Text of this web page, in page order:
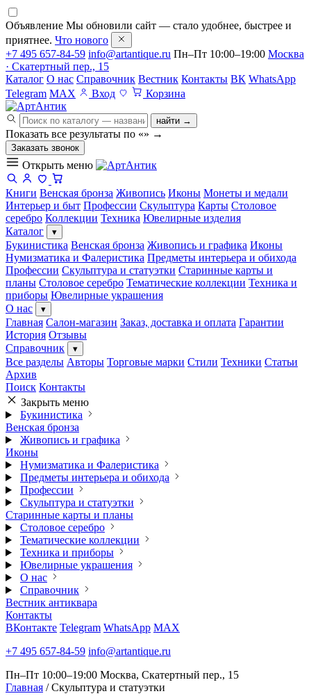
Объявление Мы обновили сайт — стало удобнее, быстрее и
приятнее. Что нового
+7 495 657-84-59 info@artantique.ru Пн–Пт 10:00–19:00 Москва
· Скатертный пер., 15
Каталог О нас Справочник Вестник Контакты ВК WhatsApp
Telegram MAX Вход Корзина
найти →
Показать все результаты по «» →
Заказать звонок
Открыть меню
Книги Венская бронза Живопись Иконы Монеты и медали
Интерьер и быт Профессии Скульптура Карты Столовое
серебро Коллекции Техника Ювелирные изделия
Каталог
▾
Букинистика Венская бронза Живопись и графика Иконы
Нумизматика и Фалеристика Предметы интерьера и обихода
Профессии Скульптура и статуэтки Старинные карты и
планы Столовое серебро Тематические коллекции Техника и
приборы Ювелирные украшения
О нас
▾
Главная Салон-магазин Заказ, доставка и оплата Гарантии
История Отзывы
Справочник
▾
Все разделы Авторы Торговые марки Стили Техники Статьи
Архив
Поиск Контакты
Закрыть меню
Букинистика
Венская бронза
Живопись и графика
Иконы
Нумизматика и Фалеристика
Предметы интерьера и обихода
Профессии
Скульптура и статуэтки
Старинные карты и планы
Столовое серебро
Тематические коллекции
Техника и приборы
Ювелирные украшения
О нас
Справочник
Вестник антиквара
Контакты
ВКонтакте Telegram WhatsApp MAX
+7 495 657-84-59 info@artantique.ru
Пн–Пт 10:00–19:00 Москва, Скатертный пер., 15
Главная / Скульптура и статуэтки